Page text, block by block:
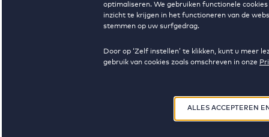
optimaliseren. We gebruiken functionele
inzicht te krijgen in het functioneren van de
stemmen op uw surfgedrag.
Door op ‘Zelf instellen’ te klikken, kunt u meer
gebruik van cookies zoals omschreven in onze
ALLES ACCEPTEREN
Huren op maat